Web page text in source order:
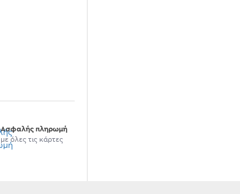
Ασφαλής πληρωμή
με όλες τις κάρτες